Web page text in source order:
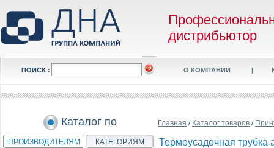
дистрибьютор
ПОИСК : О КОМПАНИИ |
Каталог по
ПРОИЗВОДИТЕЛЯМ КАТЕГОРИЯМ
Главная / Каталог товаров /
Термоусадочная